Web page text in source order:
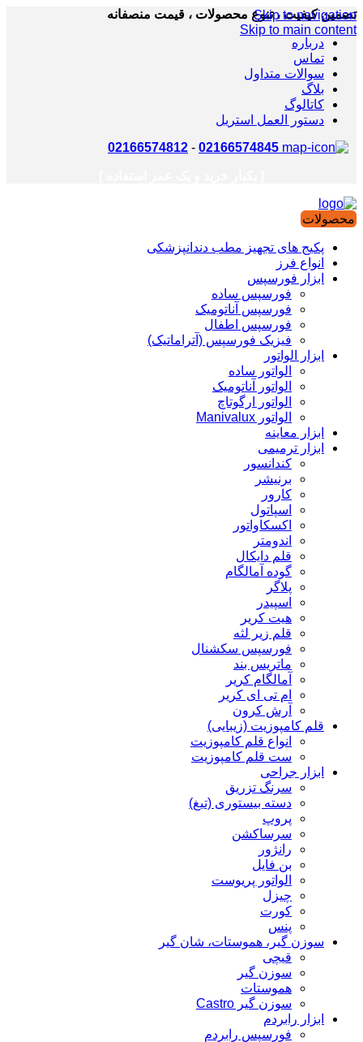
Skip to navigation
Skip to main content
تضمین کیفیت ، تنوع محصولات ، قیمت منصفانه
درباره
تماس
سوالات متداول
بلاگ
کاتالوگ
دستور العمل استریل
02166574845
-
02166574812
محصولات
پکیج های تجهیز مطب دندانپزشکی
انواع فرز
ابزار فورسپس
فورسپس ساده
فورسپس آناتومیک
فورسپس اطفال
فیزیک فورسپس (آتراماتیک)
ابزار الواتور
الواتور ساده
الواتور آناتومیک
الواتور ارگوتاچ
الواتور Manivalux
ابزار معاینه
ابزار ترمیمی
کندانسور
برنیشر
کارور
اسپاتول
اکسکاواتور
اندومتر
قلم دایکال
گوده آمالگام
پلاگر
اسپیدر
هیت کریر
قلم زیر لثه
فورسپس سکشنال
ماتریس بند
آمالگام کریر
ام تی ای کریر
آرش کرون
قلم کامپوزیت (زیبایی)
انواع قلم کامپوزیت
ست قلم کامپوزیت
ابزار جراحی
سرنگ تزریق
دسته بیستوری (تیغ)
پروپ
سرساکشن
رانژور
بن فایل
الواتور پریوست
چیزل
کورت
پنس
سوزن گیر، هموستات، شان گیر
قیچی
سوزن گیر
هموستات
سوزن گیر Castro
ابزار رابردم
فورسپس رابردم